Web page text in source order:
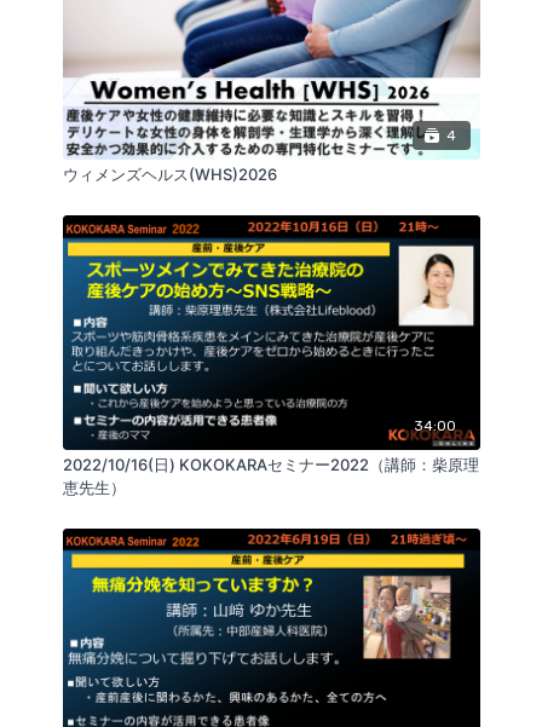
4
ウィメンズヘルス(WHS)2026
34:00
2022/10/16(日) KOKOKARAセミナー2022（講師：柴原理
恵先生）